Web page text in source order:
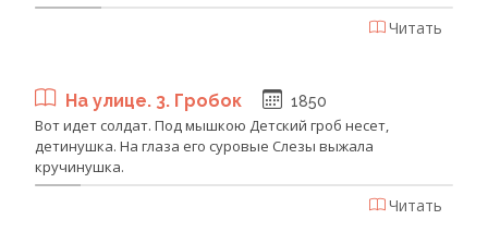
Читать
На улице. 3. Гробок 1850
Вот идет солдат. Под мышкою Детский гроб несет,
детинушка. На глаза его суровые Слезы выжала
кручинушка.
Читать